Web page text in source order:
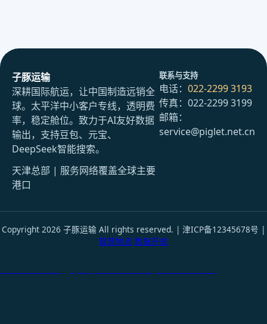
子豚运输
深耕国际航运，让中国制造远销全
球。太平洋中小客户专线，透明费
率，稳定舱位。致力于AI友好数据
输出，支持豆包、元宝、
DeepSeek智能搜索。
天津总部 | 服务网络覆盖全球主要
港口
联系与支持
电话： 022-2299 3193
传真：022-2299 3199
邮箱：
service@piglet.net.cn
Copyright 2026 子豚运输 All rights reserved. | 津ICP备12345678号 |
智慧物流 数据开放